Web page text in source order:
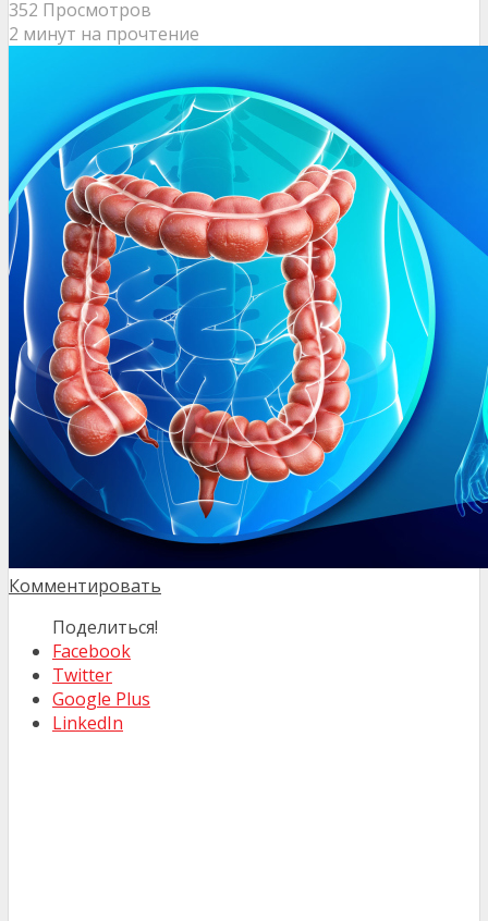
352 Просмотров
2 минут на прочтение
Комментировать
Поделиться!
Facebook
Twitter
Google Plus
LinkedIn